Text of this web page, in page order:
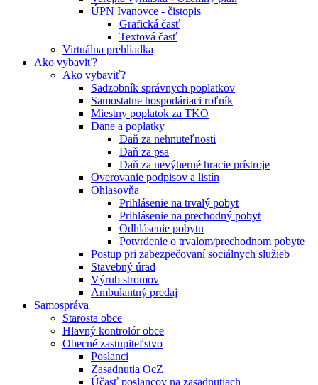
ÚPN Ivanovce - čistopis
Grafická časť
Textová časť
Virtuálna prehliadka
Ako vybaviť?
Ako vybaviť?
Sadzobník správnych poplatkov
Samostatne hospodáriaci roľník
Miestny poplatok za TKO
Dane a poplatky
Daň za nehnuteľnosti
Daň za psa
Daň za nevýherné hracie prístroje
Overovanie podpisov a listín
Ohlasovňa
Prihlásenie na trvalý pobyt
Prihlásenie na prechodný pobyt
Odhlásenie pobytu
Potvrdenie o trvalom⁄prechodnom pobyte
Postup pri zabezpečovaní sociálnych služieb
Stavebný úrad
Výrub stromov
Ambulantný predaj
Samospráva
Starosta obce
Hlavný kontrolór obce
Obecné zastupiteľstvo
Poslanci
Zasadnutia OcZ
Účasť poslancov na zasadnutiach